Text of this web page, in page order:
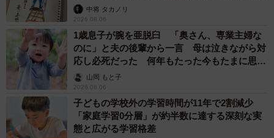
あれから1年以上が経ち、長明くんはお外にまったく興味を
示さなくなりました。お外で遊ぶより、オトンと一緒にい
る方が良いみたい。オトンが大切にしている舞台衣装の着
物で爪を研ぐこともありません。だって、オトンの大事な
ものだから。
ねえ、長明くん。オトンの一番大事なものって知ってる？
今度、鏡を見てごらん。そこに映っているよ。
ますよ…」
中将 タカノリ
2026.08.06
1歳息子が腕を亜脱臼 「奥さん、専業主婦な
のに」と夫の後輩から一言 母は泣きながら対
応し必死だった 何年もたった今もたまに思い
出し…山岡 もと子
2026.08.06
子どもの学校外の学習時間が11年で2割減少
「家庭学習0分層」が約半数に達する深刻な実
態と広がる学習格差